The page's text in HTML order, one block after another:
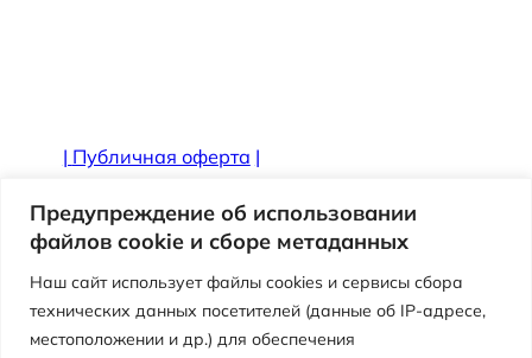
Предупреждение об использовании
файлов cookie и сборе метаданных
Наш сайт использует файлы cookies и сервисы сбора
технических данных посетителей (данные об IP-адресе,
местоположении и др.) для обеспечения
| Публичная оферта |
Противодействие коррупции